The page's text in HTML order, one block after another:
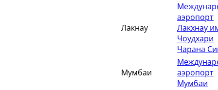
Лакнау
аэропорт
Лакхнау
Чоудхари
Чарана
Мумбаи
аэропорт
Мумбаи